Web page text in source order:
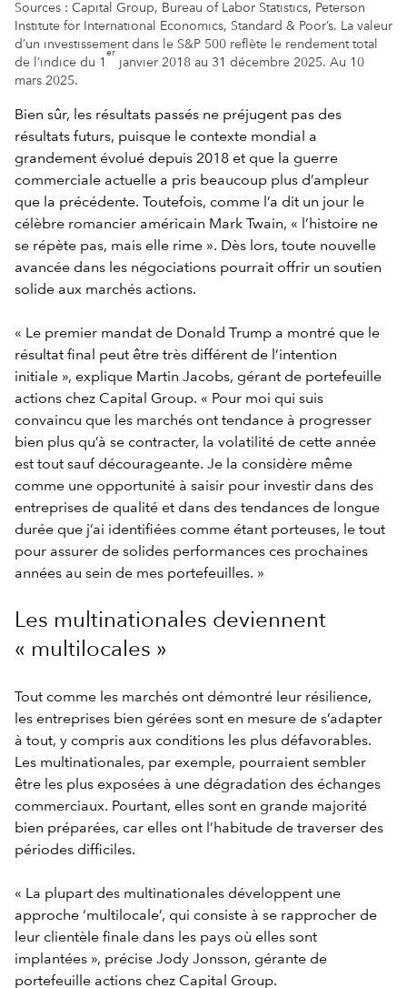
Sources : Capital Group, Bureau of Labor Statistics, Peterson
Institute for International Economics, Standard & Poor’s. La valeur
d’un investissement dans le S&P 500 reflète le rendement total
de l’indice du 1
er
janvier 2018 au 31 décembre 2025. Au 10
mars 2025.
Bien sûr, les résultats passés ne préjugent pas des
résultats futurs, puisque le contexte mondial a
grandement évolué depuis 2018 et que la guerre
commerciale actuelle a pris beaucoup plus d’ampleur
que la précédente. Toutefois, comme l’a dit un jour le
célèbre romancier américain Mark Twain, « l’histoire ne
se répète pas, mais elle rime ». Dès lors, toute nouvelle
avancée dans les négociations pourrait offrir un soutien
solide aux marchés actions.
« Le premier mandat de Donald Trump a montré que le
résultat final peut être très différent de l’intention
initiale », explique Martin Jacobs, gérant de portefeuille
actions chez Capital Group. « Pour moi qui suis
convaincu que les marchés ont tendance à progresser
bien plus qu’à se contracter, la volatilité de cette année
est tout sauf décourageante. Je la considère même
comme une opportunité à saisir pour investir dans des
entreprises de qualité et dans des tendances de longue
durée que j’ai identifiées comme étant porteuses, le tout
pour assurer de solides performances ces prochaines
années au sein de mes portefeuilles. »
Les multinationales deviennent
« multilocales »
Tout comme les marchés ont démontré leur résilience,
les entreprises bien gérées sont en mesure de s’adapter
à tout, y compris aux conditions les plus défavorables.
Les multinationales, par exemple, pourraient sembler
être les plus exposées à une dégradation des échanges
commerciaux. Pourtant, elles sont en grande majorité
bien préparées, car elles ont l’habitude de traverser des
périodes difficiles.
« La plupart des multinationales développent une
approche ‘multilocale’, qui consiste à se rapprocher de
leur clientèle finale dans les pays où elles sont
implantées », précise Jody Jonsson, gérante de
portefeuille actions chez Capital Group.